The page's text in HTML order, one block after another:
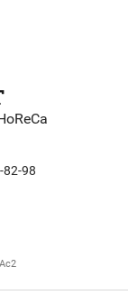
82-98